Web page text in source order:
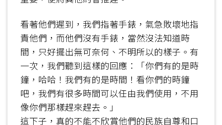
看著他們遲到，我們指著手錶，氣急敗壞地指
責他們，而他們沒有手錶，當然沒法知道時
間，只好擺出無可奈何、不明所以的樣子。有
一次，我們聽到這樣的回應：「你們有的是時
鐘，哈哈！我們有的是時間！看你們的時鐘
吧，我們有很多時間可以任由我們使用，不用
像你們那樣趕來趕去。」
這下子，真的不能不欣賞他們的民族自尊和口